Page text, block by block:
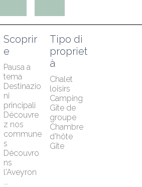
Scoprir
e
Pausa a
tema
Destinazio
ni
principali
Découvre
z nos
commune
s
Découvro
ns
l'Aveyron
...
Tipo di
propriet
à
Chalet
loisirs
Camping
Gîte de
groupe
Chambre
d'hôte
Gîte